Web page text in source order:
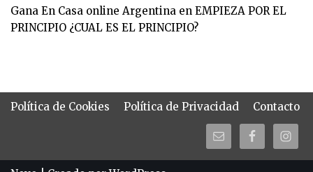
Gana En Casa online Argentina en EMPIEZA POR EL
PRINCIPIO ¿CUAL ES EL PRINCIPIO?
Política de Cookies Política de Privacidad Contacto